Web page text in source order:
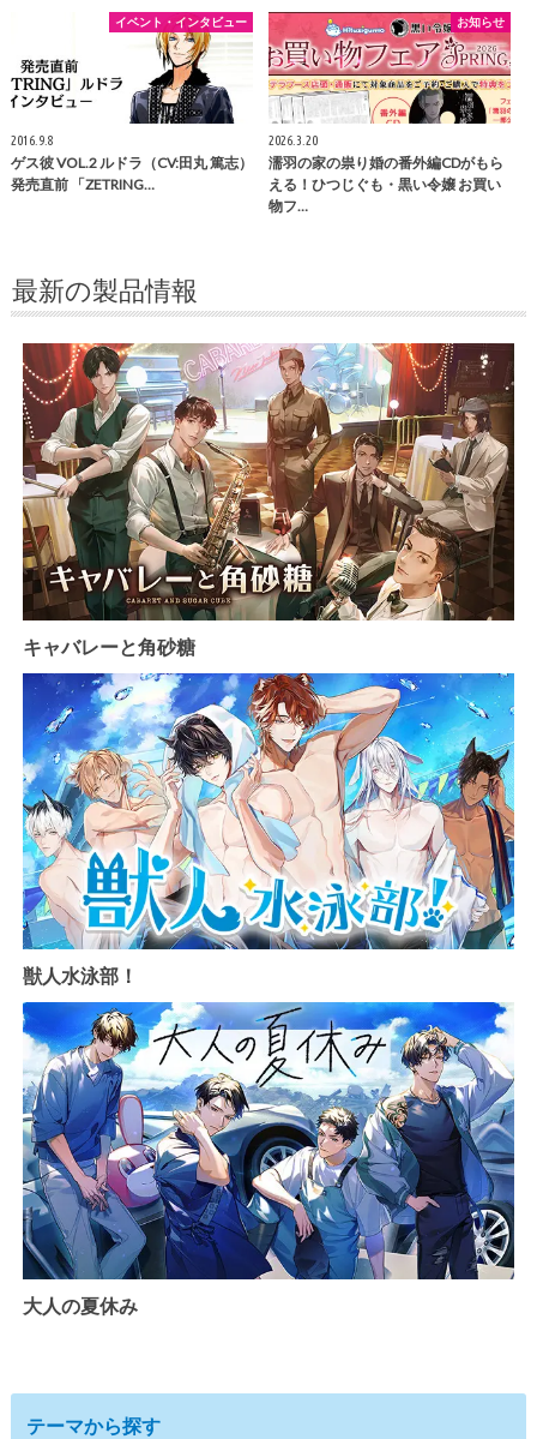
イベント・インタビュー
2016.9.8
ゲス彼 VOL.2 ルドラ（CV:田丸 篤志）
発売直前 「ZETRING…
お知らせ
2026.3.20
濡羽の家の祟り婚の番外編CDがもら
える！ひつじぐも・黒い令嬢 お買い
物フ…
最新の製品情報
キャバレーと角砂糖
獣人水泳部！
大人の夏休み
テーマから探す